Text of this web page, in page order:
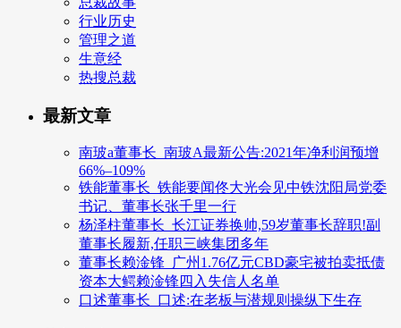
行业历史
管理之道
生意经
热搜总裁
最新文章
南玻a董事长_南玻A最新公告:2021年净利润预增
66%–109%
铁能董事长_铁能要闻佟大光会见中铁沈阳局党委
书记、董事长张千里一行
杨泽柱董事长_长江证券换帅,59岁董事长辞职!副
董事长履新,任职三峡集团多年
董事长赖淦锋_广州1.76亿元CBD豪宅被拍卖抵债
资本大鳄赖淦锋四入失信人名单
口述董事长_口述:在老板与潜规则操纵下生存